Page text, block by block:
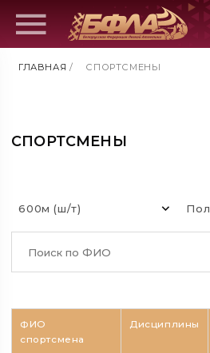
ГЛАВНАЯ / СПОРТСМЕНЫ
СПОРТСМЕНЫ
600м (ш/т) Пол
ФИО
спортсмена
Дисциплины